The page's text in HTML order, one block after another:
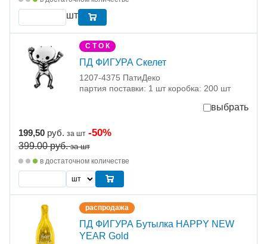
шт
С Т О К
ПД ФИГУРА Скелет
1207-4375 ПатиДеко
партия поставки: 1 шт коробка: 200 шт
выбрать
199,50 руб. за шт -50%
399.00руб. за шт
в достаточном количестве
распродажа
ПД ФИГУРА Бутылка HAPPY NEW
YEAR Gold